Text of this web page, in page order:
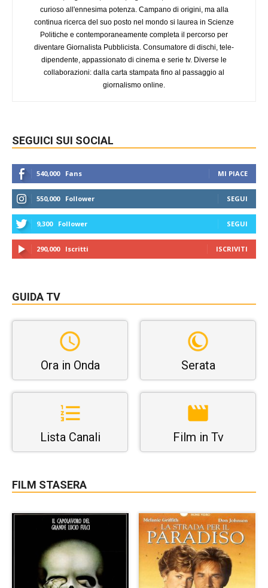
curioso all'ennesima potenza. Campano di origini, ma alla
continua ricerca del suo posto nel mondo si laurea in Scienze
Politiche e contemporaneamente completa il percorso per
diventare Giornalista Pubblicista. Consumatore di dischi, tele-
dipendente, appassionato di cinema e serie tv. Diverse le
collaborazioni: dalla carta stampata fino al passaggio al
giornalismo online.
SEGUICI SUI SOCIAL
540,000 Fans MI PIACE
550,000 Follower SEGUI
9,300 Follower SEGUI
290,000 Iscritti ISCRIVITI
GUIDA TV
Ora in Onda Serata
Lista Canali Film in Tv
FILM STASERA